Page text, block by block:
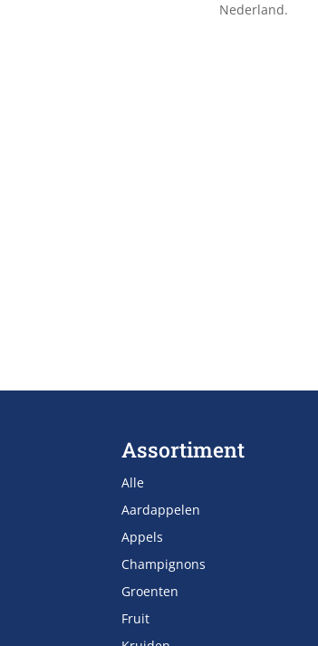
Nederland.
Assortiment
Alle
Aardappelen
Appels
Champignons
Groenten
Fruit